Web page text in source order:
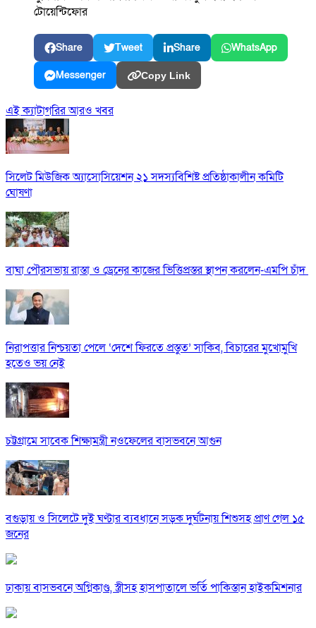
টোয়েন্টিফোর
Share Tweet Share WhatsApp
Messenger Copy Link
এই ক্যাটাগরির আরও খবর
সিলেট মিউজিক অ্যাসোসিয়েশন ২১ সদস্যবিশিষ্ট প্রতিষ্ঠাকালীন কমিটি
ঘোষণা
বাঘা পৌরসভায় রাস্তা ও ড্রেনের কাজের ভিত্তিপ্রস্তর স্থাপন করলেন-এমপি চাঁদ
নিরাপত্তার নিশ্চয়তা পেলে ‘দেশে ফিরতে প্রস্তুত’ সাকিব, বিচারের মুখোমুখি
হতেও ভয় নেই
চট্টগ্রামে সাবেক শিক্ষামন্ত্রী নওফেলের বাসভবনে আগুন
বগুড়ায় ও সিলেটে দুই ঘণ্টার ব্যবধানে সড়ক দুর্ঘটনায় শিশুসহ প্রাণ গেল ১৫
জনের
ঢাকায় বাসভবনে অগ্নিকাণ্ড, স্ত্রীসহ হাসপাতালে ভর্তি পাকিস্তান হাইকমিশনার